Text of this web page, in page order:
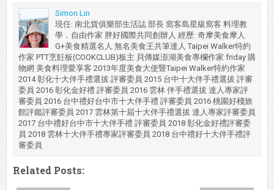
Simon Lin
現任: 南北貨俱樂部生活誌 部長 窩客島星級窩客 料理教
學．自由作家 胖好國際共同創辦人 經歷: 奇摩美食摩人
G+美食精選名人 無名美食王共筆達人 Taipei Walker特約
作家 PTT烹飪板(COOKCLUB)板主 貝傳媒澎湖美食專欄作家 friday 購
物網 美食料理愛享客 2013年度美食大使暨Taipei Walker特約作家
2014 彰化十大伴手禮選拔 評審委員 2015 台中十大伴手禮選拔 評審
委員 2016 彰化金好禮 評審委員 2016 雲林 伴手禮選拔 達人專家評
審委員 2016 台中禮好台中市十大伴手禮 評審委員 2016 桃園好棧旅
館評鑑評審委員 2017 雲林第十屆十大伴手禮選拔 達人專家評審委員
2017 台中禮好台中市十大伴手禮 評審委員 2018 彰化金好禮評審委
員 2018 雲林十大伴手禮專家評審委員 2018 台中禮好十大伴手禮評
審委員
Related Posts: